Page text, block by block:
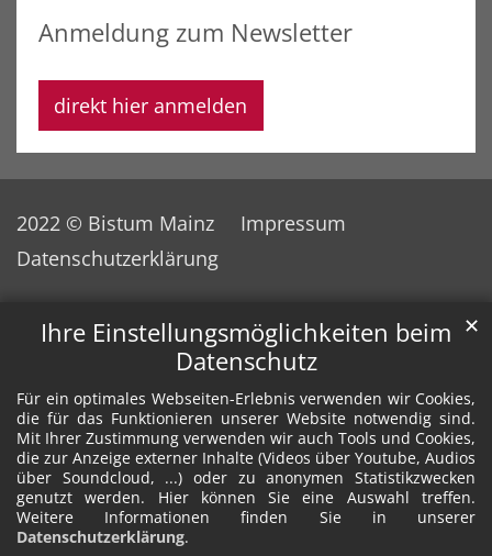
Ihre Einstellungsmöglichkeiten beim
Datenschutz
Für ein optimales Webseiten-Erlebnis verwenden wir Cookies,
die für das Funktionieren unserer Website notwendig sind.
Mit Ihrer Zustimmung verwenden wir auch Tools und Cookies,
die zur Anzeige externer Inhalte (Videos über Youtube, Audios
über Soundcloud, ...) oder zu anonymen Statistikzwecken
genutzt werden. Hier können Sie eine Auswahl treffen.
Weitere Informationen finden Sie in unserer
Datenschutzerklärung.
✕
Anmeldung zum Newsletter
direkt hier anmelden
2022 © Bistum Mainz
Impressum
Datenschutzerklärung